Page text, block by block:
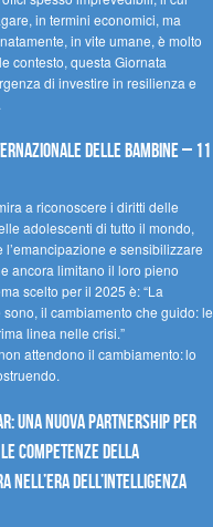
in termini economici, ma
in vite umane, è molto
contesto, questa Giornata
di investire in resilienza e
delle bambine – 11
a riconoscere i diritti delle
adolescenti di tutto il mondo,
l’emancipazione e sensibilizzare
ancora limitano il loro pieno
scelto per il 2025 è: “La
il cambiamento che guido: le
linea nelle crisi.”
attendono il cambiamento: lo
una nuova partnership per
competenze della
nell’era dell’intelligenza